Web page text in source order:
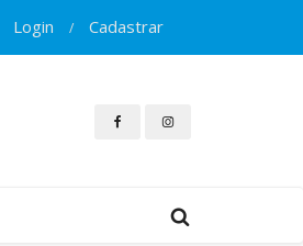
Login / Cadastrar